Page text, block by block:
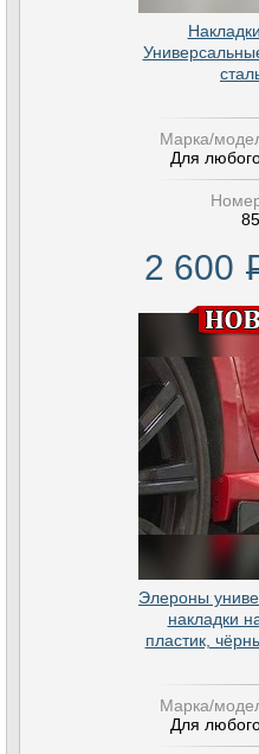
Марка/
Для
2 600
Элероны
накладки
пластик,
Марка/
Для